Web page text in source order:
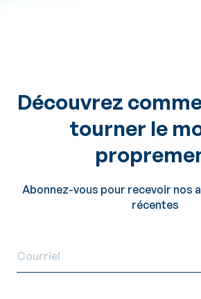
Découvrez
tourner le
Abonnez-vous pour recevoir nos
récentes